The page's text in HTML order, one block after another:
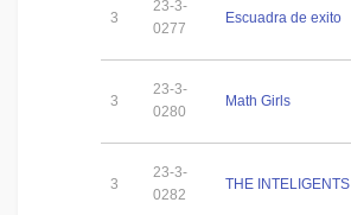
3
23-3-
0277
Escuadra de exito
3
23-3-
0280
Math Girls
3
23-3-
0282
THE INTELIGENTS